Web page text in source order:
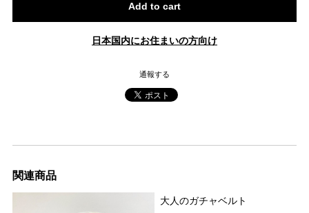
Add to cart
日本国内にお住まいの方向け
通報する
関連商品
大人のガチャベルト